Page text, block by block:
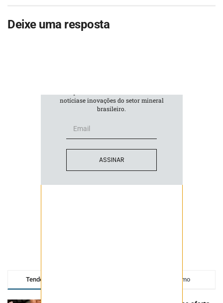
Deixe uma resposta
Tendências Último
notíciase inovações do setor mineral
brasileiro.
ASSINAR